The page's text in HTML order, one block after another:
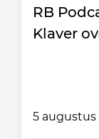
RB
Klaver
5 augustus